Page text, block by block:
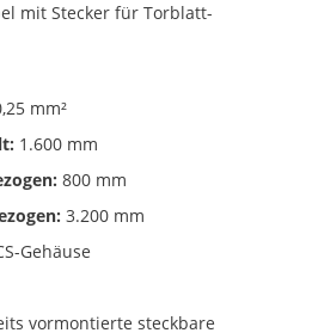
mit Stecker für Torblatt-
mm²
1.600 mm
800 mm
3.200 mm
Gehäuse
vormontierte steckbare